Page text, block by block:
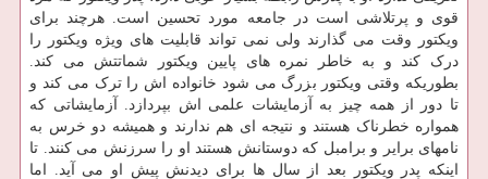
قوی و پرتلاشی است در جامعه مورد تحسین است. هرچند برای
ویکتور وقت می گذارند ولی نمی تواند قابلیت های ویژه ویکتور را
درک کند و به خاطر نمره های پایین ویکتور شماتتش می کند.
بطوریکه وقتی ویکتور بزرگ می شود خانواده اش را ترک می کند و
تا دور از همه چیز به آزمایشات علمی اش بپردازد. آزمایشاتی که
همواره خطرناک هستند و نتیجه ای هم ندارند و همیشه دو خرس به
نامهای برایر و برامبل که دوستانش هستند او را سرزنش می کنند. تا
اینکه پدر ویکتور بعد از سال ها برای دیدنش پیش او می آید. اما